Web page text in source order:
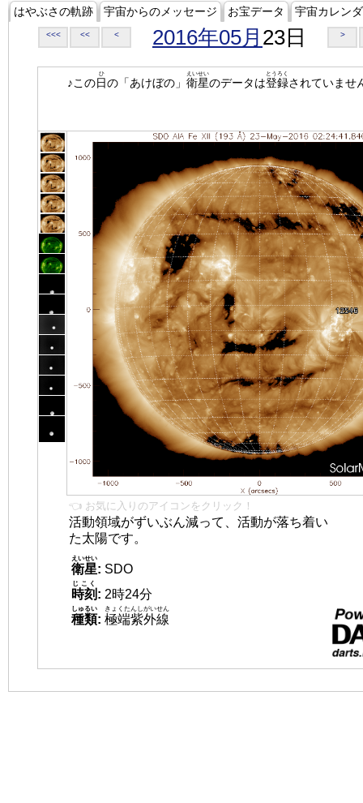
はやぶさの軌跡 宇宙からのメッセージ お宝データ 宇宙カレン
<<< << < 2016年05月 23日 >
♪この日
ひ
の「あけぼの」 衛星
えいせい
のデータは登録
とうろく
されていませ
👈 お気に入りのアイコンをクリック！
活動領域がずいぶん減って、活動が落ち着い
た太陽です。
衛星
えいせい
: SDO
時刻
じこく
: 2時24分
種類
しゅるい
: 極端紫外線
きょくたんしがいせん